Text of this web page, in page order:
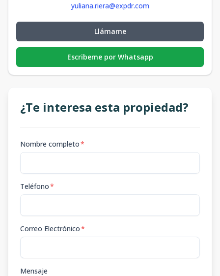
yuliana.riera@expdr.com
Llámame
Escribeme por Whatsapp
¿Te interesa esta propiedad?
Nombre completo*
Teléfono*
Correo Electrónico*
Mensaje